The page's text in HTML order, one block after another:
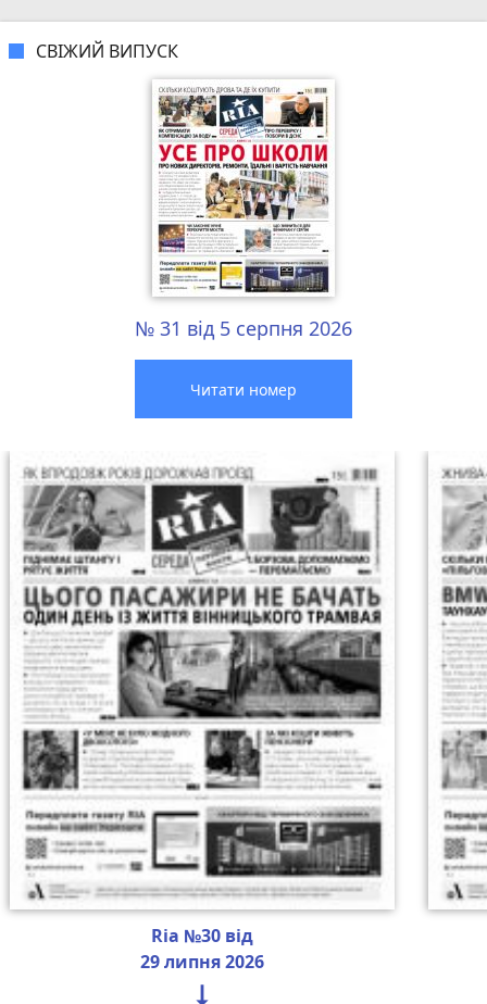
СВІЖИЙ ВИПУСК
№ 31 від 5 серпня 2026
Читати номер
Ria №30 від
29 липня 2026